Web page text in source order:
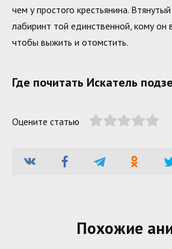
чем у простого крестьянина.
лабиринт той единственной, кому он
чтобы выжить и отомстить.
Где почитать Искатель
Оцените статью
Похожие